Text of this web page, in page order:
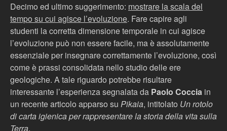
Decimo ed ultimo suggerimento: mostrare la scala del
tempo su cui agisce l’evoluzione. Fare capire agli
studenti la corretta dimensione temporale in cui agisce
l’evoluzione può non essere facile, ma è assolutamente
essenziale per insegnare correttamente l’evoluzione, così
come è prassi consolidata nello studio delle ere
geologiche. A tale riguardo potrebbe risultare
interessante l’esperienza segnalata da Paolo Coccia in
un recente articolo apparso su Pikaia, intitolato Un rotolo
di carta igienica per rappresentare la storia della vita sulla
Terra.